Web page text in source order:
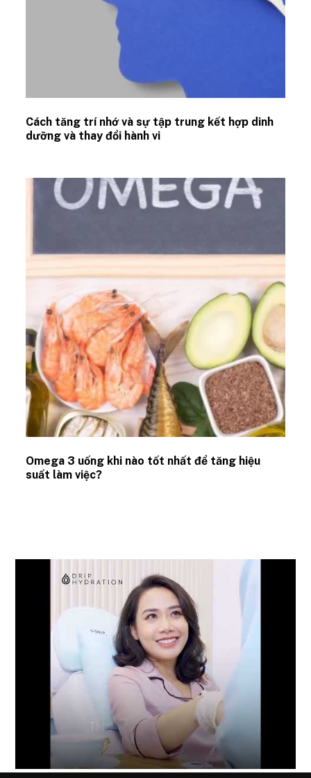
Cách tăng trí nhớ và sự tập trung kết hợp dinh
dưỡng và thay đổi hành vi
Omega 3 uống khi nào tốt nhất để tăng hiệu
suất làm việc?